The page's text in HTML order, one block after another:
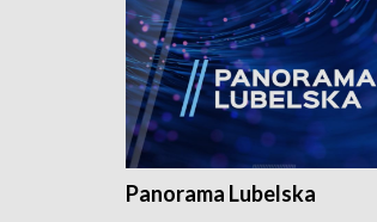
Panorama Lubelska